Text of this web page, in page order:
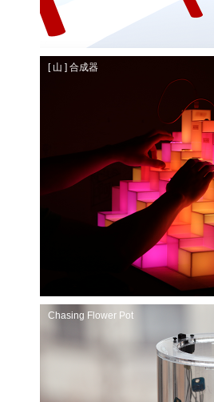
[ 山 ] 合成器
Chasing Flower Pot